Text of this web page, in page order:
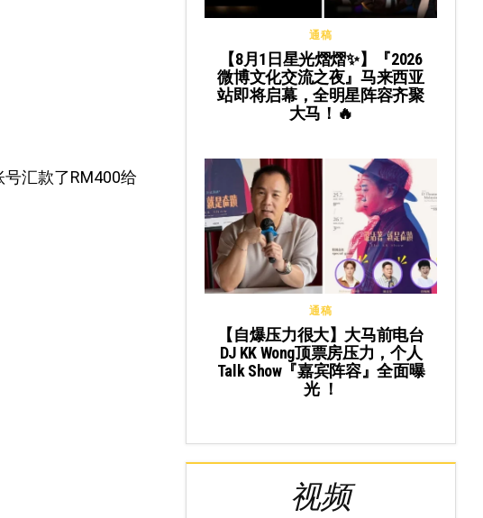
汇款了RM400给
通稿
【8月1日星光熠熠✨】『2026
微博文化交流之夜』马来西亚
站即将启幕，全明星阵容齐聚
大马！🔥
通稿
【自爆压力很大】大马前电台
DJ KK Wong顶票房压力，个人
Talk Show『嘉宾阵容』全面曝
光 ！
视频